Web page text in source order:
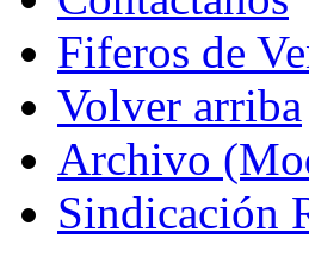
Fiferos de
Volver arriba
Archivo
Sindicación